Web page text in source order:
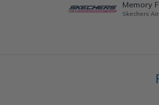
Memory
Skechers